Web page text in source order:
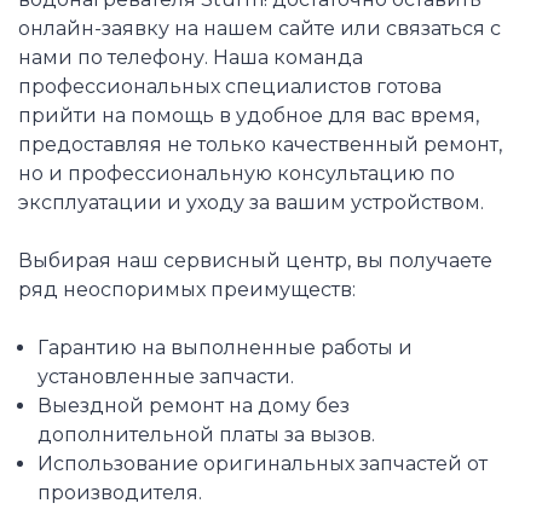
онлайн-заявку на нашем сайте или связаться с
нами по телефону. Наша команда
профессиональных специалистов готова
прийти на помощь в удобное для вас время,
предоставляя не только качественный ремонт,
но и профессиональную консультацию по
эксплуатации и уходу за вашим устройством.
Выбирая наш сервисный центр, вы получаете
ряд неоспоримых преимуществ:
Гарантию на выполненные работы и
установленные запчасти.
Выездной ремонт на дому без
дополнительной платы за вызов.
Использование оригинальных запчастей от
производителя.